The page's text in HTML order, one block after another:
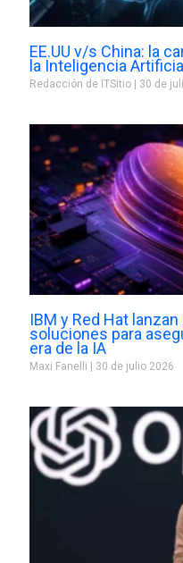
EE.UU v/s China: la
la Inteligencia
Redacción de ITSitio 30 de
IBM y Red Hat
soluciones para
era de la IA
Maxi Fanelli 30 de julio 2026